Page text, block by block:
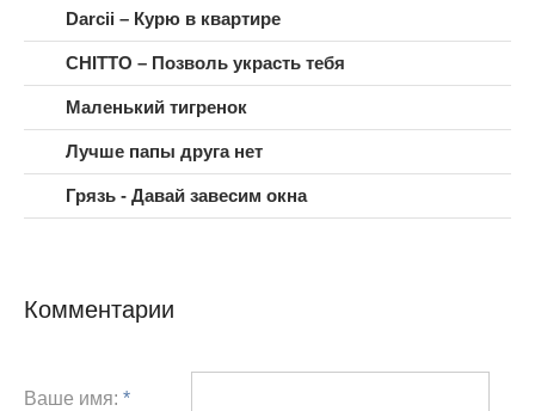
Darcii – Курю в квартире
CHITTO – Позволь украсть тебя
Маленький тигренок
Лучше папы друга нет
Грязь - Давай завесим окна
Комментарии
Ваше имя: *